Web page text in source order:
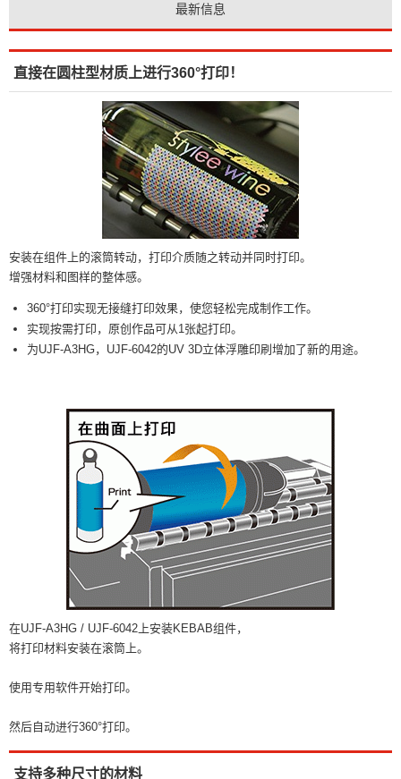
最新信息
直接在圆柱型材质上进行360°打印！
安装在组件上的滚筒转动，打印介质随之转动并同时打印。
增强材料和图样的整体感。
360°打印实现无接缝打印效果，使您轻松完成制作工作。
实现按需打印，原创作品可从1张起打印。
为UJF-A3HG，UJF-6042的UV 3D立体浮雕印刷增加了新的用途。
在UJF-A3HG / UJF-6042上安装KEBAB组件，
将打印材料安装在滚筒上。
使用专用软件开始打印。
然后自动进行360°打印。
支持多种尺寸的材料